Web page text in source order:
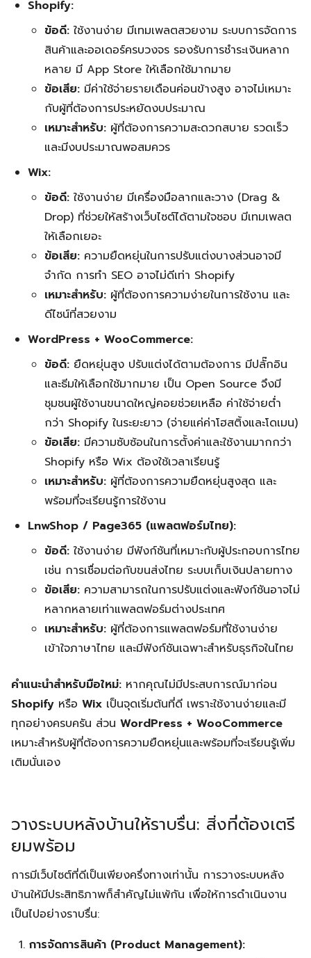
Shopify:
ข้อดี: ใช้งานง่าย มีเทมเพลตสวยงาม ระบบการจัดการ
สินค้าและออเดอร์ครบวงจร รองรับการชำระเงินหลาก
หลาย มี App Store ให้เลือกใช้มากมาย
ข้อเสีย: มีค่าใช้จ่ายรายเดือนค่อนข้างสูง อาจไม่เหมาะ
กับผู้ที่ต้องการประหยัดงบประมาณ
เหมาะสำหรับ: ผู้ที่ต้องการความสะดวกสบาย รวดเร็ว
และมีงบประมาณพอสมควร
Wix:
ข้อดี: ใช้งานง่าย มีเครื่องมือลากและวาง (Drag &
Drop) ที่ช่วยให้สร้างเว็บไซต์ได้ตามใจชอบ มีเทมเพลต
ให้เลือกเยอะ
ข้อเสีย: ความยืดหยุ่นในการปรับแต่งบางส่วนอาจมี
จำกัด การทำ SEO อาจไม่ดีเท่า Shopify
เหมาะสำหรับ: ผู้ที่ต้องการความง่ายในการใช้งาน และ
ดีไซน์ที่สวยงาม
WordPress + WooCommerce:
ข้อดี: ยืดหยุ่นสูง ปรับแต่งได้ตามต้องการ มีปลั๊กอิน
และธีมให้เลือกใช้มากมาย เป็น Open Source จึงมี
ชุมชนผู้ใช้งานขนาดใหญ่คอยช่วยเหลือ ค่าใช้จ่ายต่ำ
กว่า Shopify ในระยะยาว (จ่ายแค่ค่าโฮสติ้งและโดเมน)
ข้อเสีย: มีความซับซ้อนในการตั้งค่าและใช้งานมากกว่า
Shopify หรือ Wix ต้องใช้เวลาเรียนรู้
เหมาะสำหรับ: ผู้ที่ต้องการความยืดหยุ่นสูงสุด และ
พร้อมที่จะเรียนรู้การใช้งาน
LnwShop / Page365 (แพลตฟอร์มไทย):
ข้อดี: ใช้งานง่าย มีฟังก์ชันที่เหมาะกับผู้ประกอบการไทย
เช่น การเชื่อมต่อกับขนส่งไทย ระบบเก็บเงินปลายทาง
ข้อเสีย: ความสามารถในการปรับแต่งและฟังก์ชันอาจไม่
หลากหลายเท่าแพลตฟอร์มต่างประเทศ
เหมาะสำหรับ: ผู้ที่ต้องการแพลตฟอร์มที่ใช้งานง่าย
เข้าใจภาษาไทย และมีฟังก์ชันเฉพาะสำหรับธุรกิจในไทย
คำแนะนำสำหรับมือใหม่: หากคุณไม่มีประสบการณ์มาก่อน
Shopify หรือ Wix เป็นจุดเริ่มต้นที่ดี เพราะใช้งานง่ายและมี
ทุกอย่างครบครัน ส่วน WordPress + WooCommerce
เหมาะสำหรับผู้ที่ต้องการความยืดหยุ่นและพร้อมที่จะเรียนรู้เพิ่ม
เติมนั่นเอง
วางระบบหลังบ้านให้ราบรื่น: สิ่งที่ต้องเตรี
ยมพร้อม
การมีเว็บไซต์ที่ดีเป็นเพียงครึ่งทางเท่านั้น การวางระบบหลัง
บ้านให้มีประสิทธิภาพก็สำคัญไม่แพ้กัน เพื่อให้การดำเนินงาน
เป็นไปอย่างราบรื่น:
การจัดการสินค้า (Product Management):